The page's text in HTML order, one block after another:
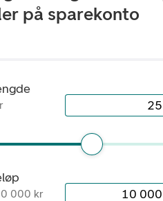
på sparekonto
000 kr